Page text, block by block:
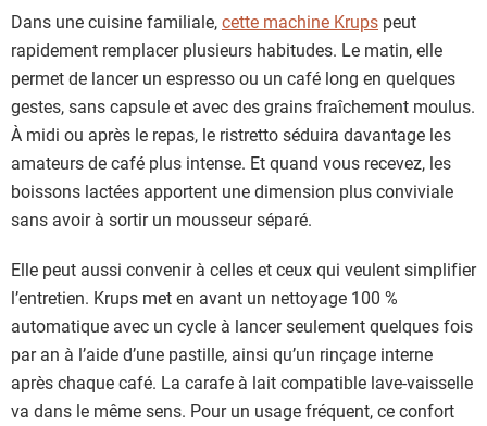
Dans une cuisine familiale,cette machine Krups peut
rapidement remplacer plusieurs habitudes. Le matin, elle
permet de lancer un espresso ou un café long en quelques
gestes, sans capsule et avec des grains fraîchement moulus.
À midi ou après le repas, le ristretto séduira davantage les
amateurs de café plus intense. Et quand vous recevez, les
boissons lactées apportent une dimension plus conviviale
sans avoir à sortir un mousseur séparé.
Elle peut aussi convenir à celles et ceux qui veulent simplifier
l’entretien. Krups met en avant un nettoyage 100 %
automatique avec un cycle à lancer seulement quelques fois
par an à l’aide d’une pastille, ainsi qu’un rinçage interne
après chaque café. La carafe à lait compatible lave-vaisselle
va dans le même sens. Pour un usage fréquent, ce confort